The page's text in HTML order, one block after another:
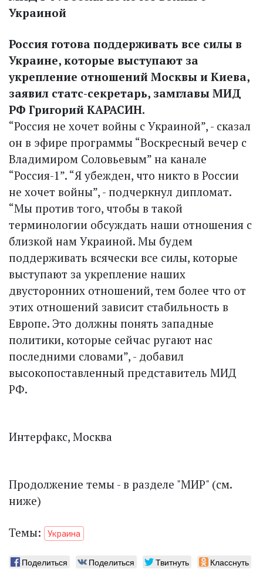
Украиной
Россия готова поддерживать все силы в
Украине, которые выступают за
укрепление отношений Москвы и Киева,
заявил статс-секретарь, замглавы МИД
РФ Григорий КАРАСИН.
“Россия не хочет войны с Украиной”, - сказал
он в эфире программы “Воскресный вечер с
Владимиром Соловьевым” на канале
“Россия-1”. “Я убежден, что никто в России
не хочет войны”, - подчеркнул дипломат.
“Мы против того, чтобы в такой
терминологии обсуждать наши отношения с
близкой нам Украиной. Мы будем
поддерживать всячески все силы, которые
выступают за укрепление наших
двусторонних отношений, тем более что от
этих отношений зависит стабильность в
Европе. Это должны понять западные
политики, которые сейчас ругают нас
последними словами”, - добавил
высокопоставленный представитель МИД
РФ.
Интерфакс, Москва
Продолжение темы - в разделе "МИР" (см.
ниже)
Темы: Украина
Поделиться Поделиться Твитнуть Класснуть